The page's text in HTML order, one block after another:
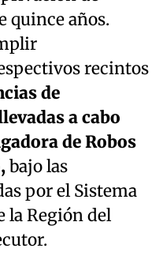
quince años.
recintos
de
a cabo
de Robos
bajo las
por el Sistema
la Región del